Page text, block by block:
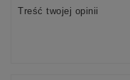
Treść twojej opinii